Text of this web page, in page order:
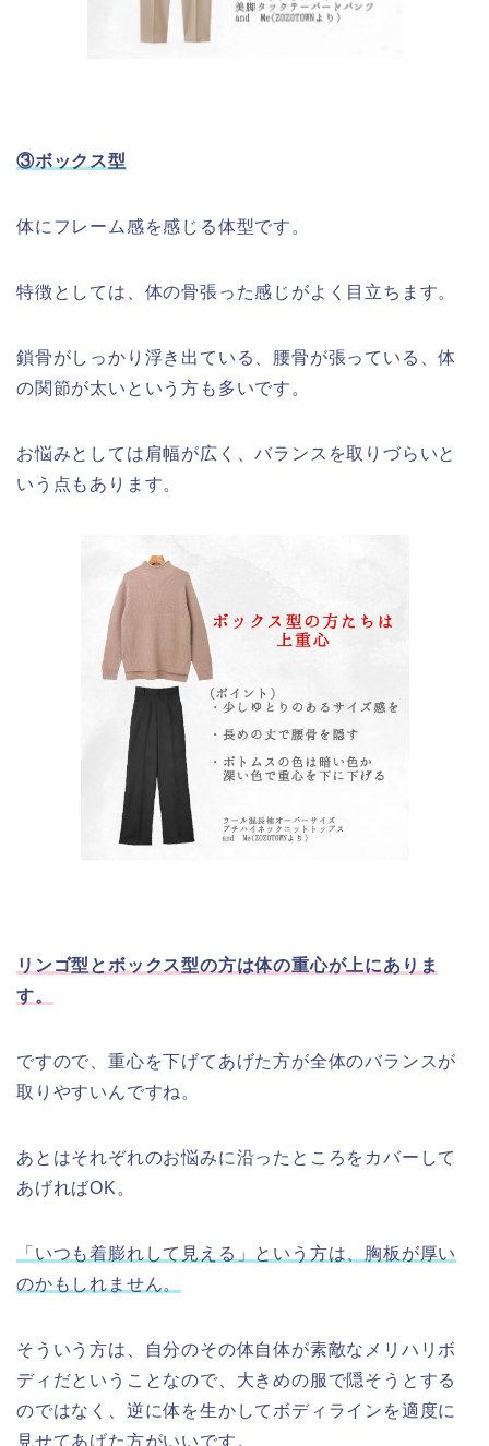
③ボックス型
体にフレーム感を感じる体型です。
特徴としては、体の骨張った感じがよく目立ちます。
鎖骨がしっかり浮き出ている、腰骨が張っている、体
の関節が太いという方も多いです。
お悩みとしては肩幅が広く、バランスを取りづらいと
いう点もあります。
リンゴ型とボックス型の方は体の重心が上にありま
す。
ですので、重心を下げてあげた方が全体のバランスが
取りやすいんですね。
あとはそれぞれのお悩みに沿ったところをカバーして
あげればOK。
「いつも着膨れして見える」という方は、胸板が厚い
のかもしれません。
そういう方は、自分のその体自体が素敵なメリハリボ
ディだということなので、大きめの服で隠そうとする
のではなく、逆に体を生かしてボディラインを適度に
見せてあげた方がいいです。